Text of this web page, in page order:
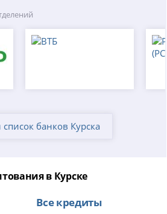
банков Курска
в Курске
Все кредиты